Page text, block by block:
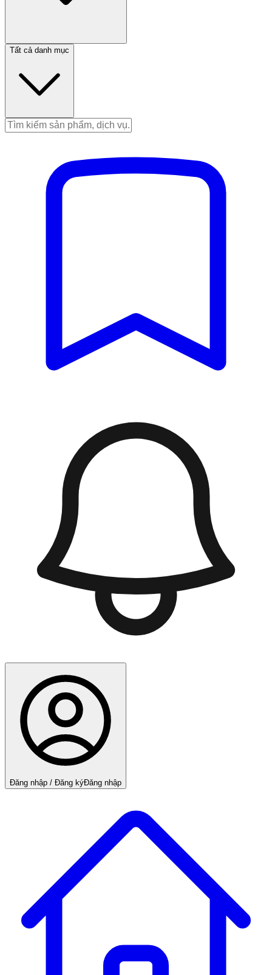
Tất cả danh mục
Đăng nhập / Đăng kýĐăng nhập